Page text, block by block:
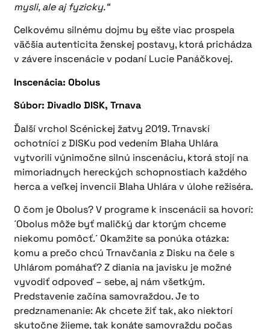
mysli, ale aj fyzicky.“
Celkovému silnému dojmu by ešte viac prospela
väčšia autenticita ženskej postavy, ktorá prichádza
v závere inscenácie v podaní Lucie Panáčkovej.
Inscenácia: Obolus
Súbor: Divadlo DISK, Trnava
Ďalší vrchol Scénickej žatvy 2019. Trnavskí
ochotníci z DISKu pod vedením Blaha Uhlára
vytvorili výnimočne silnú inscenáciu, ktorá stojí na
mimoriadnych hereckých schopnostiach každého
herca a veľkej invencii Blaha Uhlára v úlohe režiséra.
O čom je Obolus? V programe k inscenácii sa hovorí:
´Obolus môže byť maličký dar ktorým chceme
niekomu pomôcť.´ Okamžite sa ponúka otázka:
komu a prečo chcú Trnavčania z Disku na čele s
Uhlárom pomáhať? Z diania na javisku je možné
vyvodiť odpoveď – sebe, aj nám všetkým.
Predstavenie začína samovraždou. Je to
predznamenanie: Ak chcete žiť tak, ako niektorí
skutočne žijeme, tak konáte samovraždu počas